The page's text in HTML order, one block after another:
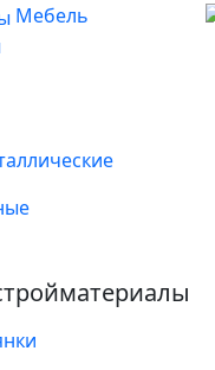
Мебель